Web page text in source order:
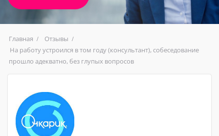
Главная
Отзывы
На работу устроился в том году (консультант), собеседование
прошло адекватно, без глупых вопросов